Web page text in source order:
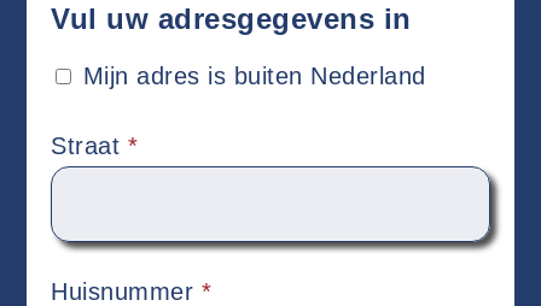
Vul uw adresgegevens in
Mijn adres is buiten Nederland
Straat *
Huisnummer *